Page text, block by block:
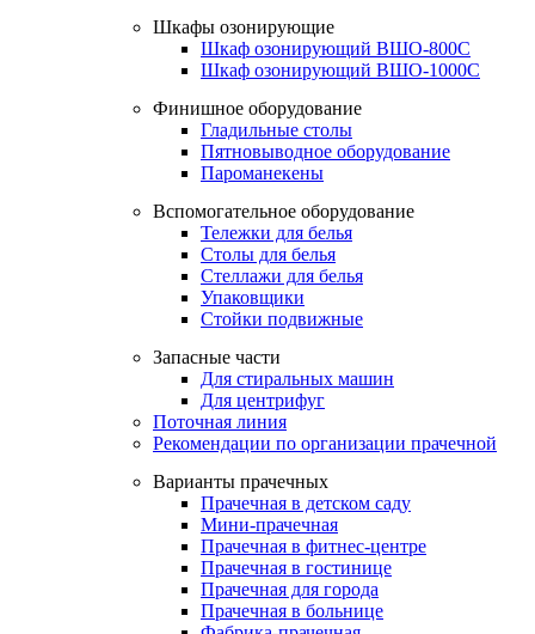
Шкафы озонирующие
Шкаф озонирующий ВШО-800С
Шкаф озонирующий ВШО-1000С
Финишное оборудование
Гладильные столы
Пятновыводное оборудование
Пароманекены
Вспомогательное оборудование
Тележки для белья
Столы для белья
Стеллажи для белья
Упаковщики
Стойки подвижные
Запасные части
Для стиральных машин
Для центрифуг
Поточная линия
Рекомендации по организации прачечной
Варианты прачечных
Прачечная в детском саду
Мини-прачечная
Прачечная в фитнес-центре
Прачечная в гостинице
Прачечная для города
Прачечная в больнице